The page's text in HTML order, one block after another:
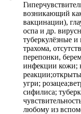
возникающий
вакцинации),
оспа и др.
туберкулёзные
трахома,
перепонки,
инфекции кожи;
угри;
сифилиса;
любому из